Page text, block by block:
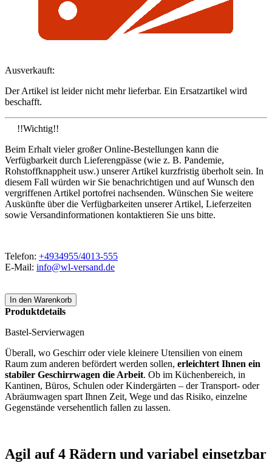
Ausverkauft:
Der Artikel ist leider nicht mehr lieferbar. Ein Ersatzartikel wird
beschafft.
!!Wichtig!!
Beim Erhalt vieler großer Online-Bestellungen kann die
Verfügbarkeit durch Lieferengpässe (wie z. B. Pandemie,
Rohstoffknappheit usw.) unserer Artikel kurzfristig überholt sein. In
diesem Fall würden wir Sie benachrichtigen und auf Wunsch den
vergriffenen Artikel portofrei nachsenden. Wünschen Sie weitere
Auskünfte über die Verfügbarkeiten unserer Artikel, Lieferzeiten
sowie Versandinformationen kontaktieren Sie uns bitte.
Telefon: +4934955/4013-555
E-Mail: info@wl-versand.de
Produktdetails
Bastel-Servierwagen
Überall, wo Geschirr oder viele kleinere Utensilien von einem
Raum zum anderen befördert werden sollen, erleichtert Ihnen ein
stabiler Geschirrwagen die Arbeit. Ob im Küchenbereich, in
Kantinen, Büros, Schulen oder Kindergärten – der Transport- oder
Abräumwagen spart Ihnen Zeit, Wege und das Risiko, einzelne
Gegenstände versehentlich fallen zu lassen.
Agil auf 4 Rädern und variabel einsetzbar